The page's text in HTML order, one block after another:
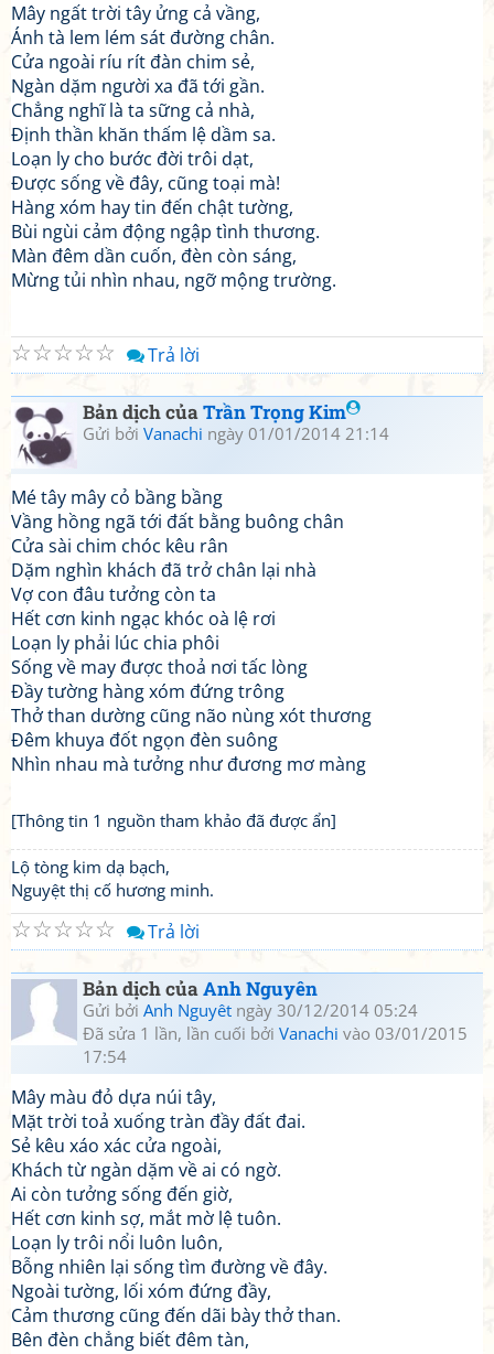
Mây ngất trời tây ửng cả vầng,
Ánh tà lem lém sát đường chân.
Cửa ngoài ríu rít đàn chim sẻ,
Ngàn dặm người xa đã tới gần.
Chẳng nghĩ là ta sững cả nhà,
Định thần khăn thấm lệ dầm sa.
Loạn ly cho bước đời trôi dạt,
Được sống về đây, cũng toại mà!
Hàng xóm hay tin đến chật tường,
Bùi ngùi cảm động ngập tình thương.
Màn đêm dần cuốn, đèn còn sáng,
Mừng tủi nhìn nhau, ngỡ mộng trường.
☆
☆
☆
☆
☆ Trả lời
Bản dịch củaTrần Trọng Kim
Gửi bởi Vanachi ngày 01/01/2014 21:14
Mé tây mây cỏ bầng bầng
Vầng hồng ngã tới đất bằng buông chân
Cửa sài chim chóc kêu rân
Dặm nghìn khách đã trở chân lại nhà
Vợ con đâu tưởng còn ta
Hết cơn kinh ngạc khóc oà lệ rơi
Loạn ly phải lúc chia phôi
Sống về may được thoả nơi tấc lòng
Đầy tường hàng xóm đứng trông
Thở than dường cũng não nùng xót thương
Đêm khuya đốt ngọn đèn suông
Nhìn nhau mà tưởng như đương mơ màng
[Thông tin 1 nguồn tham khảo đã được ẩn]
Lộ tòng kim dạ bạch,
Nguyệt thị cố hương minh.
☆
☆
☆
☆
☆ Trả lời
Bản dịch củaAnh Nguyên
Gửi bởi Anh Nguyêt ngày 30/12/2014 05:24
Đã sửa 1 lần, lần cuối bởi Vanachi vào 03/01/2015
17:54
Mây màu đỏ dựa núi tây,
Mặt trời toả xuống tràn đầy đất đai.
Sẻ kêu xáo xác cửa ngoài,
Khách từ ngàn dặm về ai có ngờ.
Ai còn tưởng sống đến giờ,
Hết cơn kinh sợ, mắt mờ lệ tuôn.
Loạn ly trôi nổi luôn luôn,
Bỗng nhiên lại sống tìm đường về đây.
Ngoài tường, lối xóm đứng đầy,
Cảm thương cũng đến dãi bày thở than.
Bên đèn chẳng biết đêm tàn,